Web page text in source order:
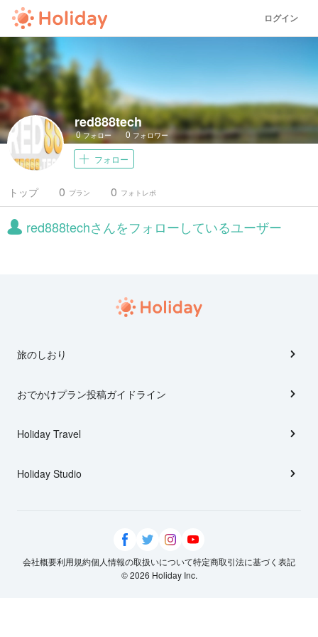
ログイン
red888tech
0フォロー 0 フォロワー
フォロー
トップ プラン
0 フォトレポ
0
red888techさんをフォローしているユーザー
旅のしおり
おでかけプラン投稿ガイドライン
Holiday Travel
Holiday Studio
会社概要利用規約個人情報の取扱いについて特定商取引法に基づく表記
© 2026 Holiday Inc.